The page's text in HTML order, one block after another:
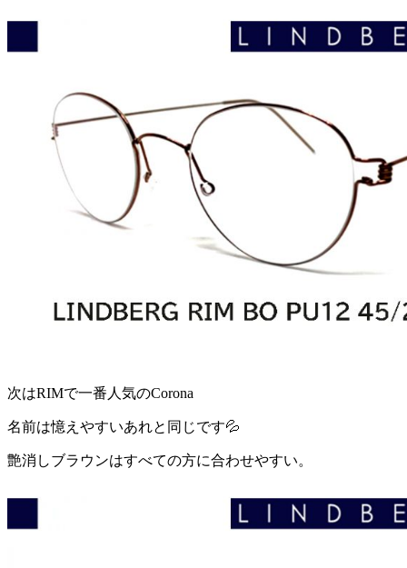
次はRIMで一番人気のCorona
名前は憶えやすいあれと同じです💦
艶消しブラウンはすべての方に合わせやすい。